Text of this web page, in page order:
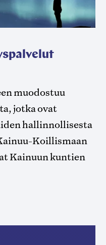
muodostuu
jotka ovat
hallinnollisesta
Koillismaan
Kainuun kuntien